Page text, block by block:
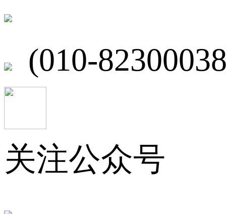
(010-
关注公众号